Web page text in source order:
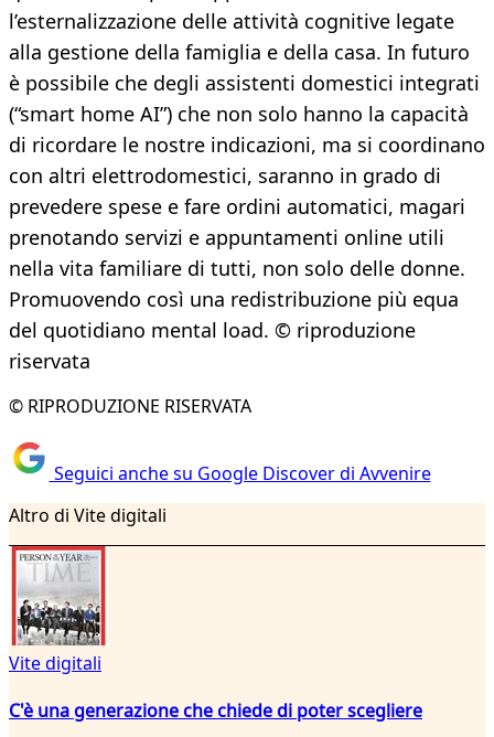
l’esternalizzazione delle attività cognitive legate
alla gestione della famiglia e della casa. In futuro
è possibile che degli assistenti domestici integrati
(“smart home AI”) che non solo hanno la capacità
di ricordare le nostre indicazioni, ma si coordinano
con altri elettrodomestici, saranno in grado di
prevedere spese e fare ordini automatici, magari
prenotando servizi e appuntamenti online utili
nella vita familiare di tutti, non solo delle donne.
Promuovendo così una redistribuzione più equa
del quotidiano mental load. © riproduzione
riservata
© RIPRODUZIONE RISERVATA
Seguici anche su Google Discover di Avvenire
Altro di Vite digitali
Vite digitali
C'è una generazione che chiede di poter scegliere